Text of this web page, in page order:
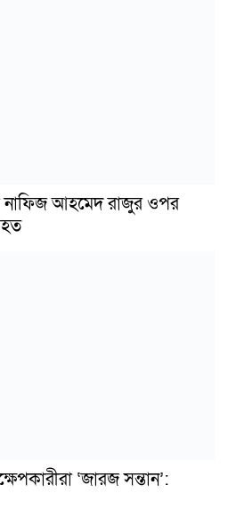
নাফিজ আহমেদ রাজুর ওপর
‘জারজ সন্তান’: